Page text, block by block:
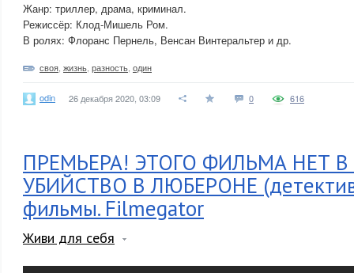
Жанр: триллер, драма, криминал.
Режиссёр: Клод-Мишель Ром.
В ролях: Флоранс Пернель, Венсан Винтеральтер и др.
своя жизнь разность один
odin 26 декабря 2020, 03:09 0 616
ПРЕМЬЕРА! ЭТОГО ФИЛЬМА НЕТ В
УБИЙСТВО В ЛЮБЕРОНЕ
фильмы. Filmegator
Живи для себя